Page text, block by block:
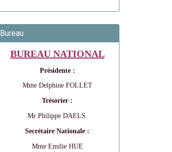
Bureau
BUREAU NATIONAL
Présidente :
Mme Delphine FOLLET
Trésorier :
Mr Philippe DAELS
Secrétaire Nationale :
Mme Emilie HUE